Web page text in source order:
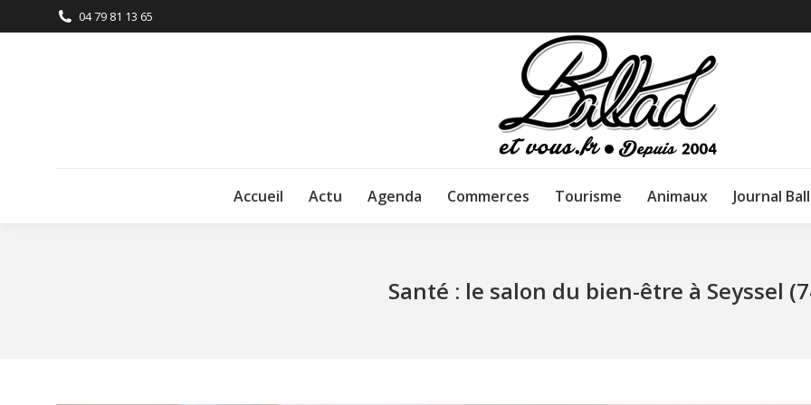
04 79 81 13 65
Accueil Actu Agenda Commerces Tourisme Animaux Journal
Santé : le salon du bien-être à Seyssel